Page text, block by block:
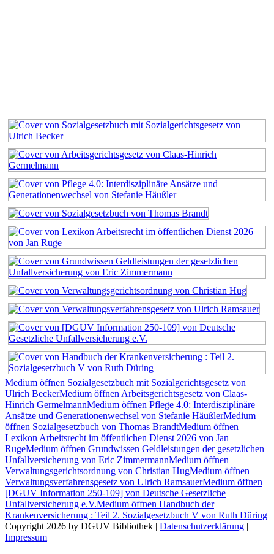
Medium öffnen Sozialgesetzbuch mit Sozialgerichtsgesetz von
Ulrich BeckerMedium öffnen Arbeitsgerichtsgesetz von Claas-
Hinrich GermelmannMedium öffnen Pflege 4.0: Interdisziplinäre
Ansätze und Generationenwechsel von Stefanie HäußlerMedium
öffnen Sozialgesetzbuch von Thomas BrandtMedium öffnen
Lexikon Arbeitsrecht im öffentlichen Dienst 2026 von Jan
RugeMedium öffnen Grundwissen Geldleistungen der gesetzlichen
Unfallversicherung von Eric ZimmermannMedium öffnen
Verwaltungsgerichtsordnung von Christian HugMedium öffnen
Verwaltungsverfahrensgesetz von Ulrich RamsauerMedium öffnen
[DGUV Information 250-109] von Deutsche Gesetzliche
Unfallversicherung e.V.Medium öffnen Handbuch der
Krankenversicherung : Teil 2. Sozialgesetzbuch V von Ruth Düring
Copyright 2026 by DGUV Bibliothek | Datenschutzerklärung |
Impressum